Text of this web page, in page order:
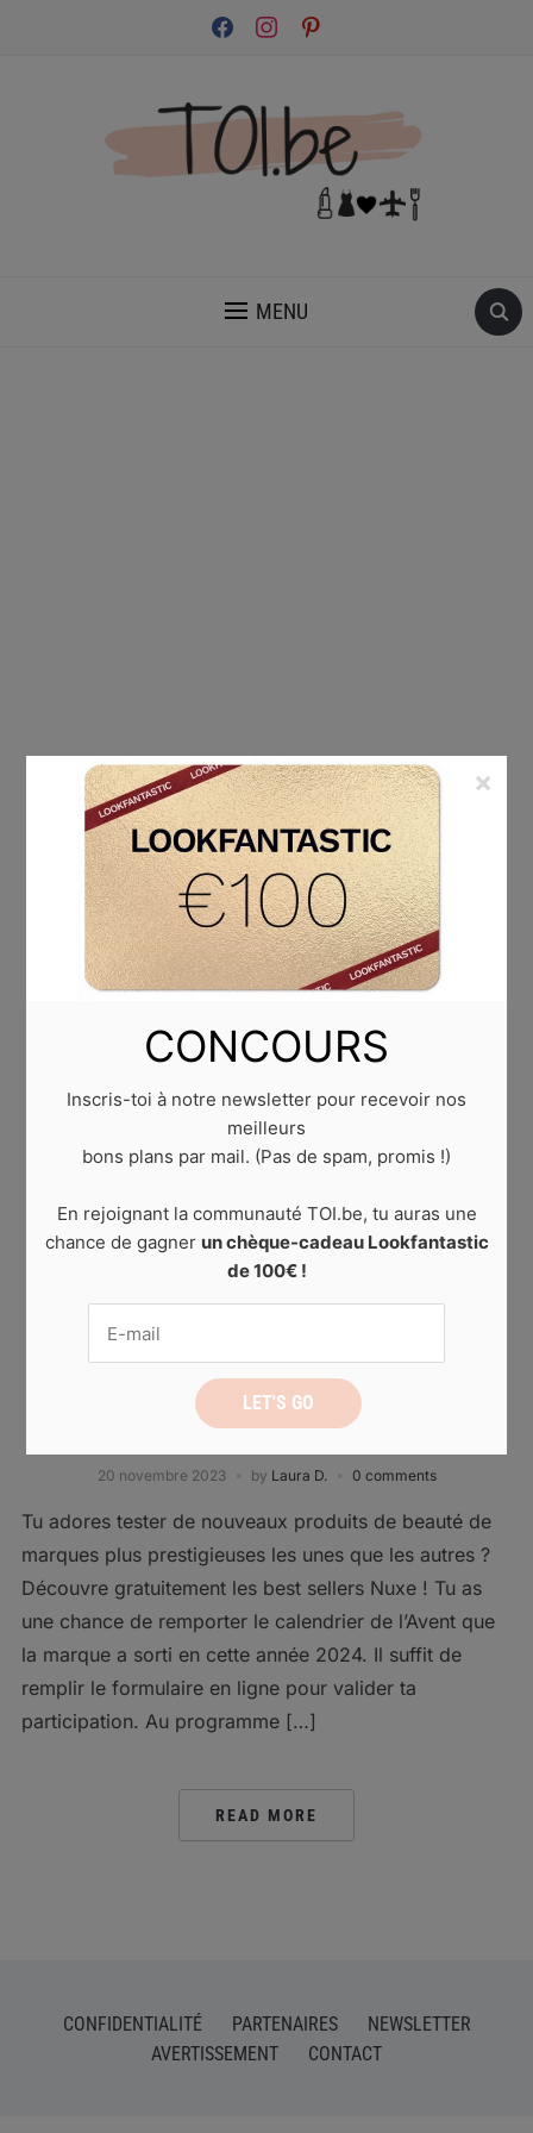
facebookinstagrampinterest
MENU
ÉTIQUETTE :CALENDRIER AVENT GRATUIT
ACTUALITÉ,CONCOURS
Calendrier de l’Avent NUXE à gagner
20 novembre 2023 by Laura D. 0 comments
Tu adores tester de nouveaux produits de beauté de
marques plus prestigieuses les unes que les autres ?
Découvre gratuitement les best sellers Nuxe ! Tu as
une chance de remporter le calendrier de l’Avent que
la marque a sorti en cette année 2024. Il suffit de
remplir le formulaire en ligne pour valider ta
participation. Au programme […]
READ MORE
CONFIDENTIALITÉ PARTENAIRES
NEWSLETTER
AVERTISSEMENT
CONTACT
CONCOURS
Inscris-toi à notre newsletter pour recevoir nos
meilleurs
bons plans par mail. (Pas de spam, promis !)
En rejoignant la communauté TOI.be, tu auras une
chance de gagner un chèque-cadeau Lookfantastic
de 100€ !
×